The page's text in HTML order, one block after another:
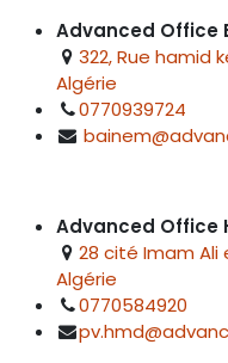
Advanced Office
322, Rue hamid
Algérie
0770939724
Advanced Office
28 cité Imam Ali
Algérie
0770584920